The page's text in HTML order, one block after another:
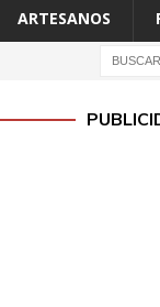
ARTESANOS